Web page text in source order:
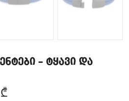
– ტყავი და
₾